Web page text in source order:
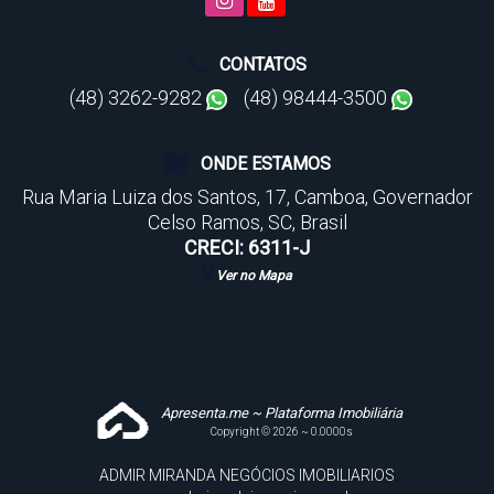
CONTATOS
(48) 3262-9282 (48) 98444-3500
ONDE ESTAMOS
Rua Maria Luiza dos Santos, 17, Camboa, Governador
Celso Ramos, SC, Brasil
CRECI: 6311-J
Ver no Mapa
Apresenta.me ~ Plataforma Imobiliária
Copyright © 2026 ~ 0.0000s
ADMIR MIRANDA NEGÓCIOS IMOBILIARIOS